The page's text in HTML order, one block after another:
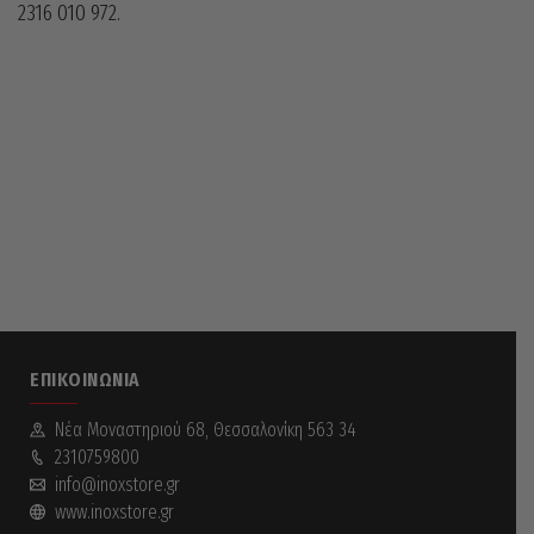
2316 010 972.
ΕΠΙΚΟΙΝΩΝΊΑ
Νέα Mοναστηριού 68, Θεσσαλονίκη 563 34
2310759800
info@inoxstore.gr
www.inoxstore.gr